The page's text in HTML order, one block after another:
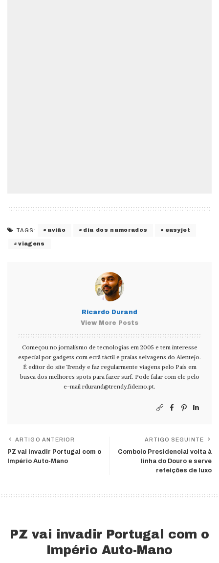
TAGS: avião dia dos namorados easyjet
viagens
Ricardo Durand
View More Posts
Começou no jornalismo de tecnologias em 2005 e tem interesse
especial por gadgets com ecrã táctil e praias selvagens do Alentejo.
É editor do site Trendy e faz regularmente viagens pelo País em
busca dos melhores spots para fazer surf. Pode falar com ele pelo
e-mail rdurand@trendy.fidemo.pt.
ARTIGO ANTERIOR
PZ vai invadir Portugal com o
Império Auto-Mano
ARTIGO SEGUINTE
Comboio Presidencial volta à
linha do Douro e serve
refeições de luxo
PZ vai invadir Portugal com o
Império Auto-Mano